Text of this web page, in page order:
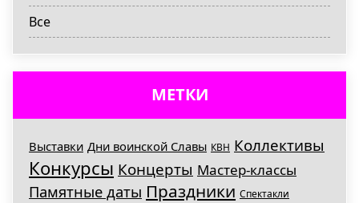
Все
МЕТКИ
Выставки Дни воинской Славы КВН Коллективы
Конкурсы Концерты Мастер-классы
Памятные даты Праздники Спектакли